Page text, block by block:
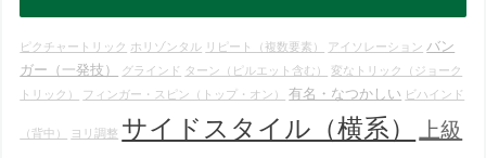
ピクチャートリック ホリゾンタル リピート（複数要素） アイソレーション バン
ガー（一発技）
グラインド ターン（ピルエット含む）
変なトリック（ジョーク
トリック）
フィンガー・スピン（トップ・オン） 有名・なつかしい ビハインド
（背中） ヨリ調整 サイドスタイル（横系） 上級